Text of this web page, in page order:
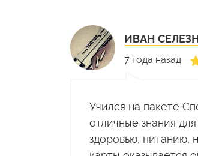
ИВАН
7 года назад
Учился на пакете
отличные знания
здоровью, питанию,